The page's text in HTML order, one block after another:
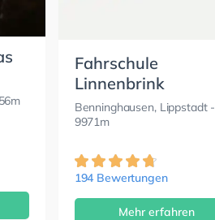
Fahrschule
Linnenbrink
Benninghausen, Lippstadt-
9971m
194 Bewertungen
Mehr erfahren